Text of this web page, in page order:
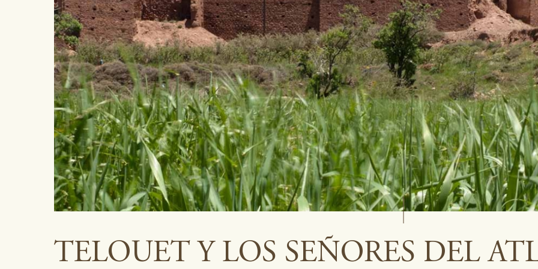
TELOUET Y LOS SEÑORES DEL